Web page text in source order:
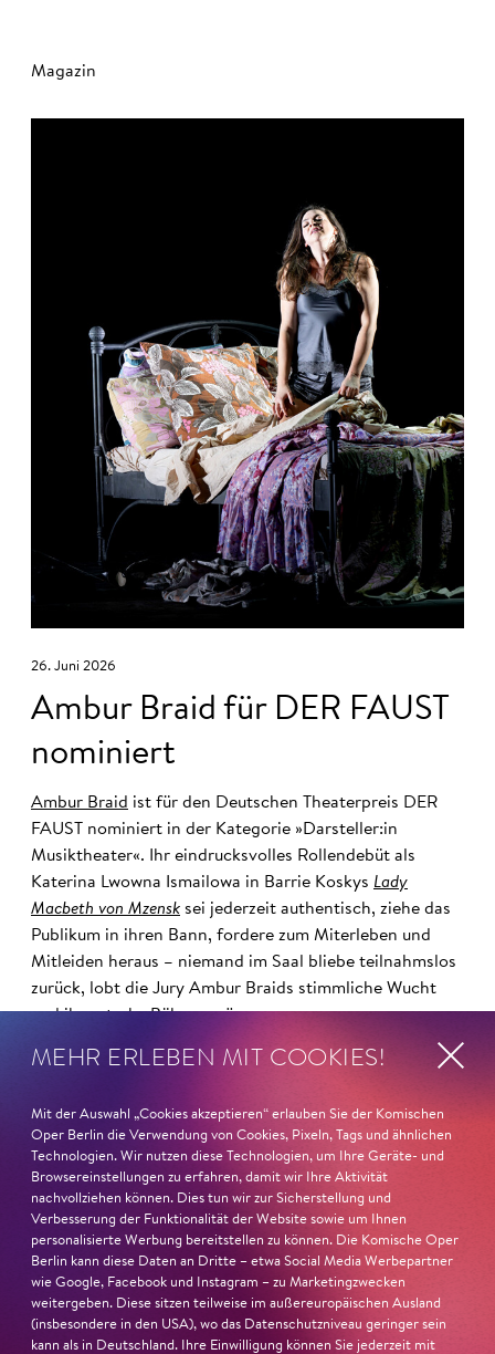
Magazin
26. Juni 2026
Ambur Braid für DER FAUST
nominiert
Ambur Braid ist für den Deutschen Theaterpreis DER
FAUST nominiert in der Kategorie »Darsteller:in
Musiktheater«. Ihr eindrucksvolles Rollendebüt als
Katerina Lwowna Ismailowa in Barrie Koskys Lady
Macbeth von Mzensk sei jederzeit authentisch, ziehe das
Publikum in ihren Bann, fordere zum Miterleben und
Mitleiden heraus – niemand im Saal bliebe teilnahmslos
zurück, lobt die Jury Ambur Braids stimmliche Wucht
und ihre starke Bühnenpräsenz:
»In dem überwältigenden Farbenreichtum ihres Spiels
wie die verzweifelte Einsamkeit ihrer Figur.« Jury-
Begründung
MEHR ERLEBEN MIT COOKIES!
Mit der Auswahl „Cookies akzeptieren“ erlauben Sie der Komischen
Oper Berlin die Verwendung von Cookies, Pixeln, Tags und ähnlichen
Technologien. Wir nutzen diese Technologien, um Ihre Geräte- und
Browsereinstellungen zu erfahren, damit wir Ihre Aktivität
nachvollziehen können. Dies tun wir zur Sicherstellung und
Verbesserung der Funktionalität der Website sowie um Ihnen
personalisierte Werbung bereitstellen zu können. Die Komische Oper
Berlin kann diese Daten an Dritte – etwa Social Media Werbepartner
wie Google, Facebook und Instagram – zu Marketingzwecken
weitergeben. Diese sitzen teilweise im außereuropäischen Ausland
(insbesondere in den USA), wo das Datenschutzniveau geringer sein
kann als in Deutschland. Ihre Einwilligung können Sie jederzeit mit